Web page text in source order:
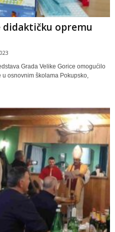
didaktičku opremu
Grada Velike Gorice omogućilo
osnovnim školama Pokupsko,